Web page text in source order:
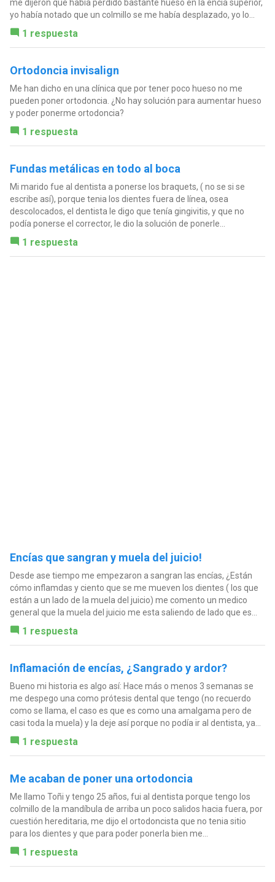
me dijeron que había perdido bastante hueso en la encía superior,
yo había notado que un colmillo se me había desplazado, yo lo...
1 respuesta
Ortodoncia invisalign
Me han dicho en una clínica que por tener poco hueso no me
pueden poner ortodoncia. ¿No hay solución para aumentar hueso
y poder ponerme ortodoncia?
1 respuesta
Fundas metálicas en todo al boca
Mi marido fue al dentista a ponerse los braquets, ( no se si se
escribe así), porque tenia los dientes fuera de línea, osea
descolocados, el dentista le digo que tenía gingivitis, y que no
podía ponerse el corrector, le dio la solución de ponerle...
1 respuesta
Encías que sangran y muela del juicio!
Desde ase tiempo me empezaron a sangran las encías, ¿Están
cómo inflamdas y ciento que se me mueven los dientes ( los que
están a un lado de la muela del juicio) me comento un medico
general que la muela del juicio me esta saliendo de lado que es...
1 respuesta
Inflamación de encías, ¿Sangrado y ardor?
Bueno mi historia es algo así: Hace más o menos 3 semanas se
me despego una como prótesis dental que tengo (no recuerdo
como se llama, el caso es que es como una amalgama pero de
casi toda la muela) y la deje así porque no podía ir al dentista, ya...
1 respuesta
Me acaban de poner una ortodoncia
Me llamo Toñi y tengo 25 años, fui al dentista porque tengo los
colmillo de la mandíbula de arriba un poco salidos hacia fuera, por
cuestión hereditaria, me dijo el ortodoncista que no tenia sitio
para los dientes y que para poder ponerla bien me...
1 respuesta